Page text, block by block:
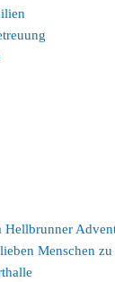
Hellbrunner
Menschen